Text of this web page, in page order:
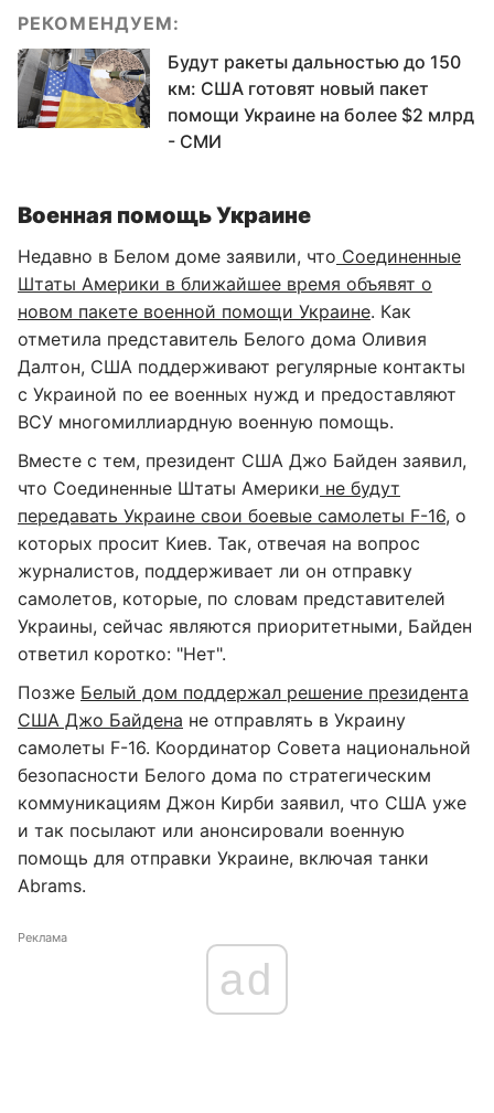
РЕКОМЕНДУЕМ:
Будут ракеты дальностью до 150
км: США готовят новый пакет
помощи Украине на более $2 млрд
- СМИ
Военная помощь Украине
Недавно в Белом доме заявили, что Соединенные
Штаты Америки в ближайшее время объявят о
новом пакете военной помощи Украине. Как
отметила представитель Белого дома Оливия
Далтон, США поддерживают регулярные контакты
с Украиной по ее военных нужд и предоставляют
ВСУ многомиллиардную военную помощь.
Вместе с тем, президент США Джо Байден заявил,
что Соединенные Штаты Америки не будут
передавать Украине свои боевые самолеты F-16, о
которых просит Киев. Так, отвечая на вопрос
журналистов, поддерживает ли он отправку
самолетов, которые, по словам представителей
Украины, сейчас являются приоритетными, Байден
ответил коротко: "Нет".
Позже Белый дом поддержал решение президента
США Джо Байдена не отправлять в Украину
самолеты F-16. Координатор Совета национальной
безопасности Белого дома по стратегическим
коммуникациям Джон Кирби заявил, что США уже
и так посылают или анонсировали военную
помощь для отправки Украине, включая танки
Abrams.
Реклама
ad